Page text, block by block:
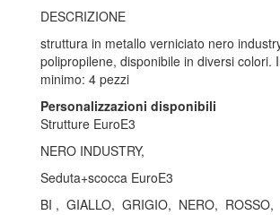
DESCRIZIONE
struttura in metallo verniciato nero
polipropilene, disponibile in diversi colori.
minimo: 4 pezzi
Personalizzazioni disponibili
Strutture EuroE3
NERO INDUSTRY,
Seduta+scocca EuroE3
BI , GIALLO, GRIGIO, NERO, ROSSO,